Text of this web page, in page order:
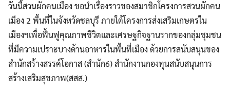
วันนี้สวนผักคนเมือง ขอนำเรื่องราวของสมาชิกโครงการสวนผักคน
เมือง 2 พื้นที่ในจังหวัดชลบุรี ภายใต้โครงการส่งเสริมเกษตรใน
เมืองฯเพื่อฟื้นฟูคุณภาพชีวิตและเศรษฐกิจฐานรากของกลุ่มชุมชน
ที่มีความเปราะบางด้านอาหารในพื้นที่เมือง ด้วยการสนับสนุนของ
สำนักสร้างสรรค์โอกาส (สำนัก6) สำนักงานกองทุนสนับสนุนการ
สร้างเสริมสุขภาพ(สสส.)